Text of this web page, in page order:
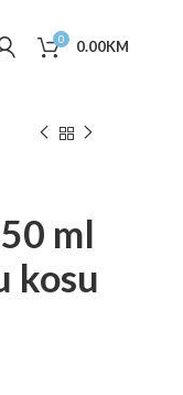
0 0.00KM
ml
kosu